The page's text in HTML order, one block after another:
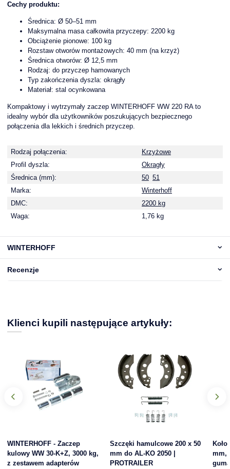
Cechy produktu:
Średnica: Ø 50–51 mm
Maksymalna masa całkowita przyczepy: 2200 kg
Obciążenie pionowe: 100 kg
Rozstaw otworów montażowych: 40 mm (na krzyż)
Średnica otworów: Ø 12,5 mm
Rodzaj: do przyczep hamowanych
Typ zakończenia dyszla: okrągły
Materiał: stal ocynkowana
Kompaktowy i wytrzymały zaczep WINTERHOFF WW 220 RA to
idealny wybór dla użytkowników poszukujących bezpiecznego
połączenia dla lekkich i średnich przyczep.
Rodzaj połączenia:
Krzyżowe
Profil dyszla:
Okragły
Średnica (mm):
50 51
Marka:
Winterhoff
DMC:
2200 kg
Waga:
1,76 kg
WINTERHOFF
Recenzje
Klienci kupili następujące artykuły:
WINTERHOFF - Zaczep
kulowy WW 30-K+Z, 3000 kg,
z zestawem adapterów
Szczęki hamulcowe 200 x 50
mm do AL-KO 2050 |
PROTRAILER
mm,
guma